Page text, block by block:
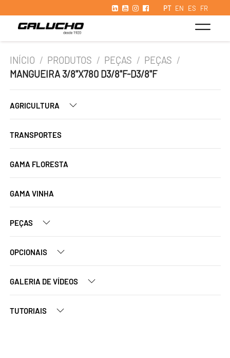
PT EN ES FR
INÍCIO / PRODUTOS / PEÇAS / PEÇAS /
MANGUEIRA 3/8"X780 D3/8"F-D3/8"F
AGRICULTURA
TRANSPORTES
GAMA FLORESTA
GAMA VINHA
PEÇAS
OPCIONAIS
GALERIA DE VÍDEOS
TUTORIAIS